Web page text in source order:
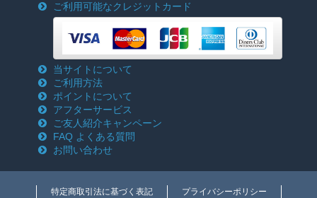
ご利用可能なクレジットカード
当サイトについて
ご利用方法
ポイントについて
アフターサービス
ご友人紹介キャンペーン
FAQ よくある質問
お問い合わせ
特定商取引法に基づく表記 プライバシーポリシー